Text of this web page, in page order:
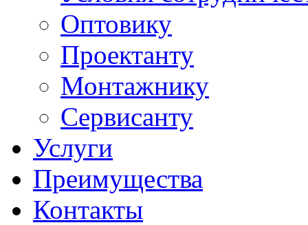
Оптовику
Проектанту
Монтажнику
Сервисанту
Услуги
Преимущества
Контакты